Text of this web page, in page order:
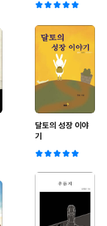
달토의 성장 이야
기